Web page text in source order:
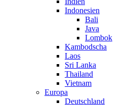
Indonesien
Bali
Java
Lombok
Kambodscha
Laos
Sri Lanka
Thailand
Vietnam
Europa
Deutschland